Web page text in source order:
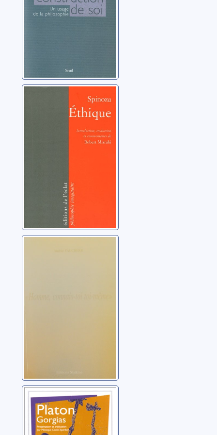
Spinoza, Baruch (1632-
Gorgias
Platon (0427?-0348?
av. J.-C.)